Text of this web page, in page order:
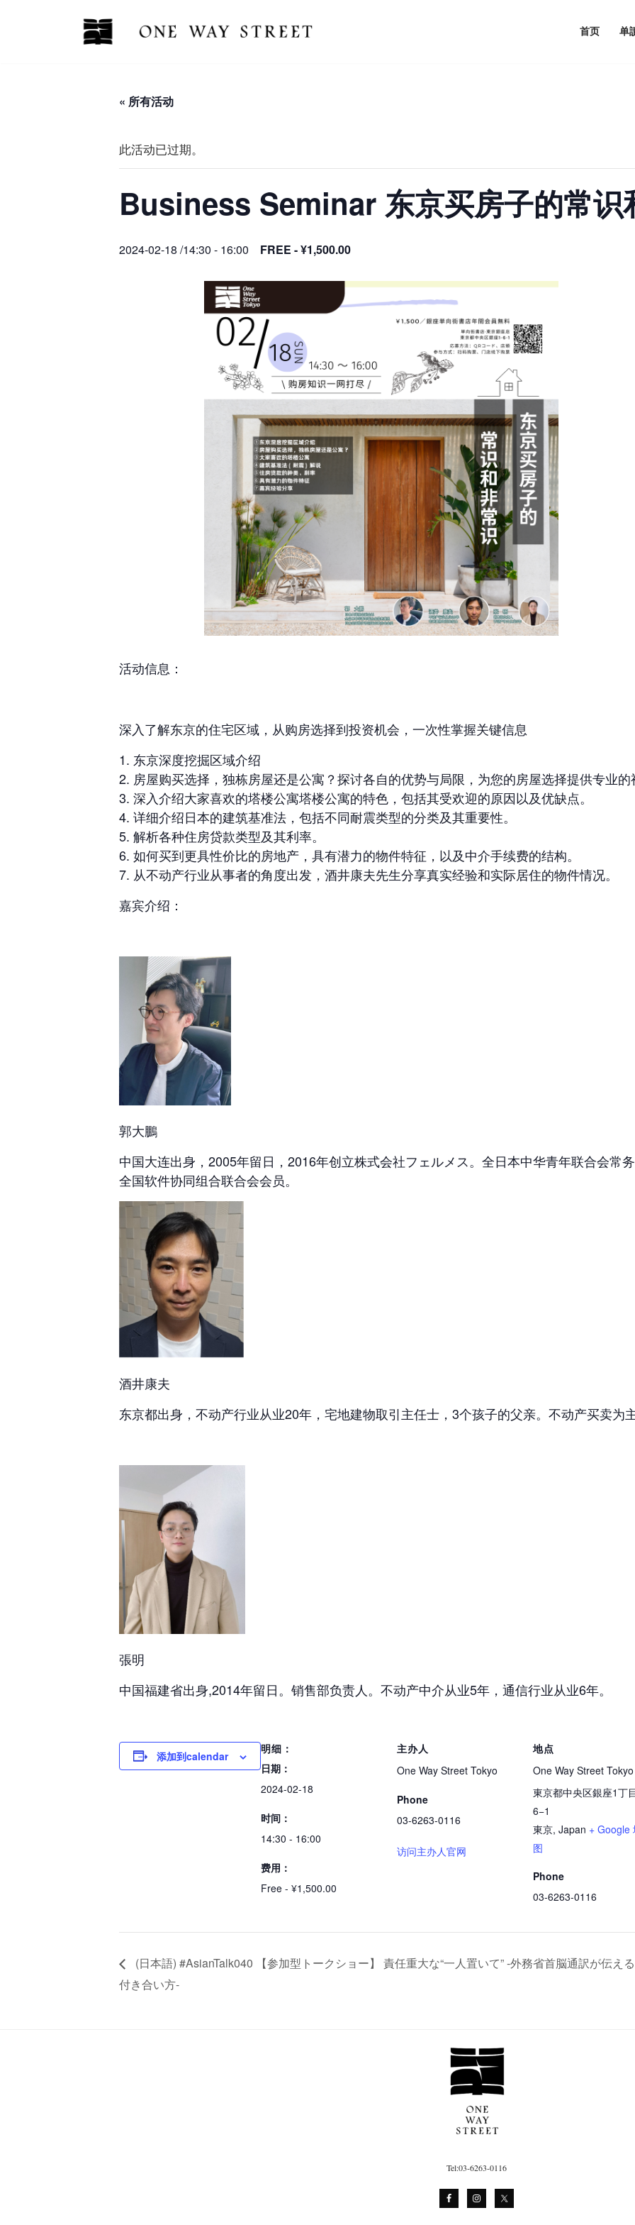
首页 单
« 所有活动
此活动已过期。
Business Seminar 东京买房子的常识
2024-02-18 /14:30 - 16:00 FREE - ¥1,500.00
活动信息：
深入了解东京的住宅区域，从购房选择到投资机会，一次性掌握关键信息
东京深度挖掘区域介绍
房屋购买选择，独栋房屋还是公寓？探讨各自的优势与局限，为您的房屋选择提供专业的
深入介绍大家喜欢的塔楼公寓塔楼公寓的特色，包括其受欢迎的原因以及优缺点。
详细介绍日本的建筑基准法，包括不同耐震类型的分类及其重要性。
解析各种住房贷款类型及其利率。
如何买到更具性价比的房地产，具有潜力的物件特征，以及中介手续费的结构。
从不动产行业从事者的角度出发，酒井康夫先生分享真实经验和实际居住的物件情况。
嘉宾介绍：
郭大鵬
中国大连出身，2005年留日，2016年创立株式会社フェルメス。全日本中华青年联合会常
全国软件协同组合联合会会员。
酒井康夫
东京都出身，不动产行业从业20年，宅地建物取引主任士，3个孩子的父亲。不动产买卖为
張明
中国福建省出身,2014年留日。销售部负责人。不动产中介从业5年，通信行业从业6年。
添加到calendar
明细：
日期：
2024-02-18
时间：
14:30 - 16:00
费用：
Free - ¥1,500.00
主办人
One Way Street Tokyo
Phone
03-6263-0116
访问主办人官网
地点
One Way Street Tokyo
東京都中央区銀座1丁
6−1
東京, Japan + Google
图
Phone
03-6263-0116
(日本語) #AsianTalk040 【参加型トークショー】 責任重大な“一人置いて” ‐外務省首脳通訳が伝え
付き合い方‐
Tel:03-6263-0116